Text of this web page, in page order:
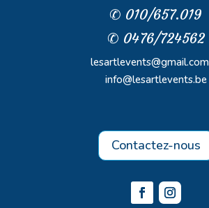
✆ 010/657.019
✆ 0476/724562
lesartlevents@gmail.com
info@lesartlevents.be
Contactez-nous